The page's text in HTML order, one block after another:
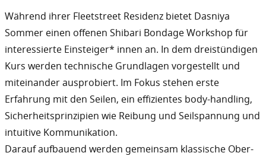
Während ihrer Fleetstreet Residenz bietet Dasniya
Sommer einen offenen Shibari Bondage Workshop für
interessierte Einsteiger* innen an. In dem dreistündigen
Kurs werden technische Grundlagen vorgestellt und
miteinander ausprobiert. Im Fokus stehen erste
Erfahrung mit den Seilen, ein effizientes body-handling,
Sicherheitsprinzipien wie Reibung und Seilspannung und
intuitive Kommunikation.
Darauf aufbauend werden gemeinsam klassische Ober-